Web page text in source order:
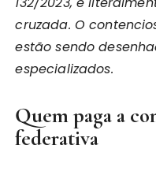
cruzada. O
estão sendo
especializados.
Quem paga a
federativa